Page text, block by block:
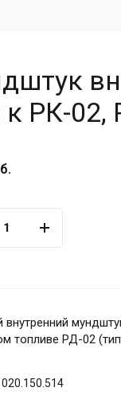
РК-02,
внутренний
топливе РД-02
020.150.514